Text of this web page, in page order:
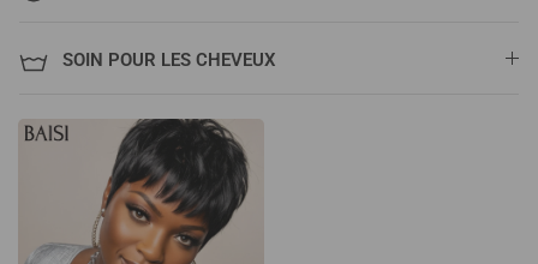
SOIN POUR LES CHEVEUX